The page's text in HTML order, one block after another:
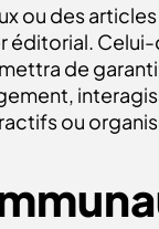
ou des
éditorial.
de
ou